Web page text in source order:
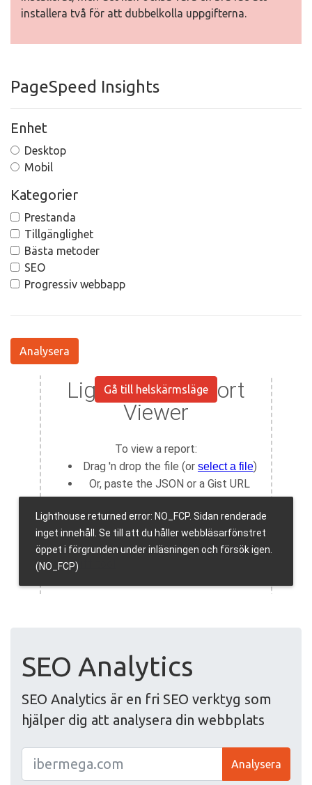
installera två för att dubbelkolla uppgifterna.
PageSpeed Insights
Enhet
Desktop
Mobil
Kategorier
Prestanda
Tillgänglighet
Bästa metoder
SEO
Progressiv webbapp
Analysera
Gå till helskärmsläge
SEO Analytics
SEO Analytics är en fri SEO verktyg som
hjälper dig att analysera din webbplats
Analysera